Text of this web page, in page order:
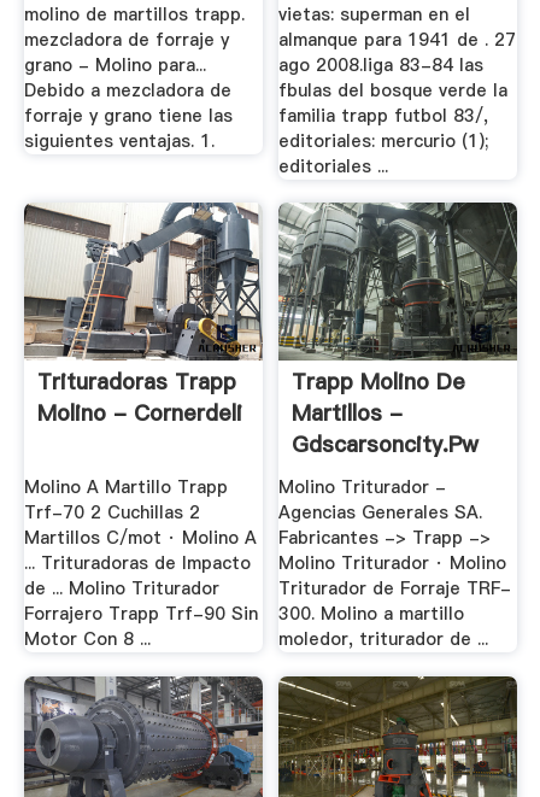
molino de martillos trapp.
mezcladora de forraje y
grano - Molino para...
Debido a mezcladora de
forraje y grano tiene las
siguientes ventajas. 1.
vietas: superman en el
almanque para 1941 de . 27
ago 2008.liga 83-84 las
fbulas del bosque verde la
familia trapp futbol 83/,
editoriales: mercurio (1);
editoriales ...
Trituradoras Trapp
Molino - Cornerdeli
Molino A Martillo Trapp
Trf-70 2 Cuchillas 2
Martillos C/mot · Molino A
... Trituradoras de Impacto
de ... Molino Triturador
Forrajero Trapp Trf-90 Sin
Motor Con 8 ...
Trapp Molino De
Martillos -
Gdscarsoncity.pw
Molino Triturador -
Agencias Generales SA.
Fabricantes -> Trapp ->
Molino Triturador · Molino
Triturador de Forraje TRF-
300. Molino a martillo
moledor, triturador de ...